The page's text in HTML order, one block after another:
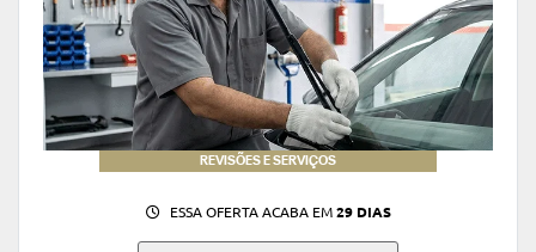
REVISÕES E SERVIÇOS
ESSA OFERTA ACABA EM29 DIAS